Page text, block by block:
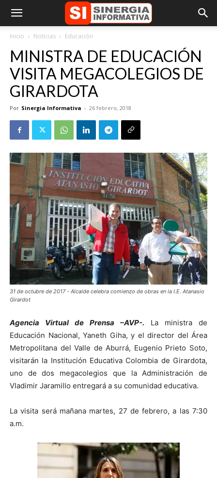
Inicio Noticias Educación
MINISTRA DE EDUCACIÓN
VISITA MEGACOLEGIOS DE
GIRARDOTA
Por Sinergia Informativa - 26 febrero, 2018
31 de octubre de 2017 - Alcalde celebra comienzo de obras en la I.E. Atanasio
Girardot
Agencia Virtual de Prensa –AVP-. La ministra de
Educación Nacional, Yaneth Giha, y el director del Área
Metropolitana del Valle de Aburrá, Eugenio Prieto Soto,
visitarán la Institución Educativa Colombia de Girardota,
uno de dos megacolegios que la Administración de
Vladimir Jaramillo entregará a su comunidad educativa.
La visita será mañana martes, 27 de febrero, a las 7:30
a.m.